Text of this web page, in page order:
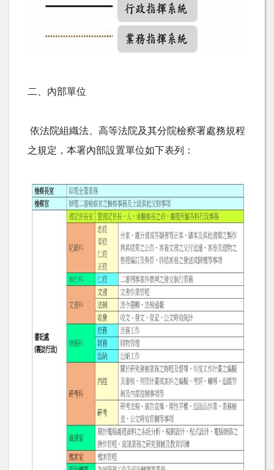
二、內部單位
依法院組織法、高等法院及其分院檢察署處務規程
之規定，本署內部設置單位如下表列：